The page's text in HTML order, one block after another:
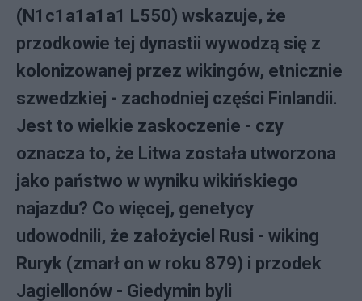
(N1c1a1a1a1 L550) wskazuje, że
przodkowie tej dynastii wywodzą się z
kolonizowanej przez wikingów, etnicznie
szwedzkiej - zachodniej części Finlandii.
Jest to wielkie zaskoczenie - czy
oznacza to, że Litwa została utworzona
jako państwo w wyniku wikińskiego
najazdu? Co więcej, genetycy
udowodnili, że założyciel Rusi - wiking
Ruryk (zmarł on w roku 879) i przodek
Jagiellonów - Giedymin byli